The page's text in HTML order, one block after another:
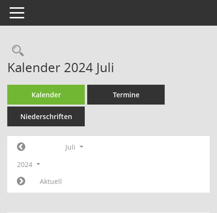
Toggle navigation
Rechercheauswahl
Kalender 2024 Juli
Kalender Termine
Niederschriften
Juli
2024
Aktuell